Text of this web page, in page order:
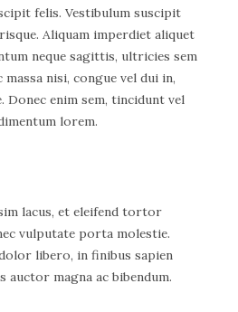
felis. Vestibulum suscipit
Aliquam imperdiet aliquet
neque sagittis, ultricies sem
nisi, congue vel dui in,
Donec enim sem, tincidunt vel
lorem.
lacus, et eleifend tortor
vulputate porta molestie.
libero, in finibus sapien
auctor magna ac bibendum.